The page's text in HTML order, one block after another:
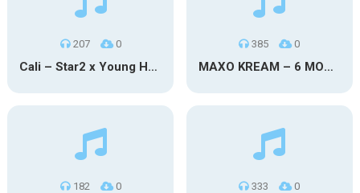
207 0
Cali – Star2 x Young Henny
385 0
MAXO KREAM – 6 MONTHS CLEAN
182 0 333 0